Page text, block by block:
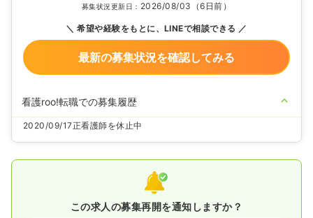
募集状況更新日： 2026/08/03（6日前）
希望や経験をもとに、LINEで相談できる
最新の募集状況を確認してみる
看護roo!転職での募集履歴
2020/09/17正看護師を休止中
この求人の募集再開を通知しますか？